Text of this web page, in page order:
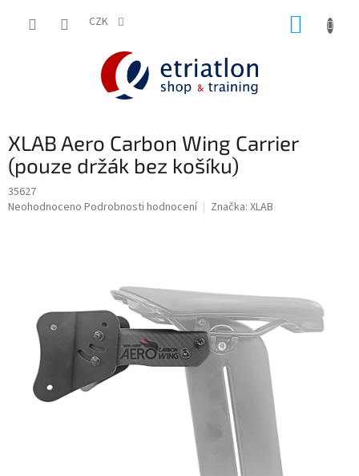
CZK
XLAB Aero Carbon Wing Carrier
(pouze držák bez košíku)
35627
Průměrné
hvězdiček.
Neohodnoceno Podrobnosti hodnocení Značka: XLAB
shop.etriatlon.cz - Chat